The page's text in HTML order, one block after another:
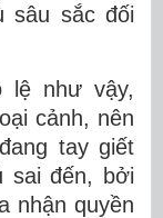
sâu sắc đối
lệ như vậy,
cảnh, nên
tay giết
sai đến, bởi
nhận quyền